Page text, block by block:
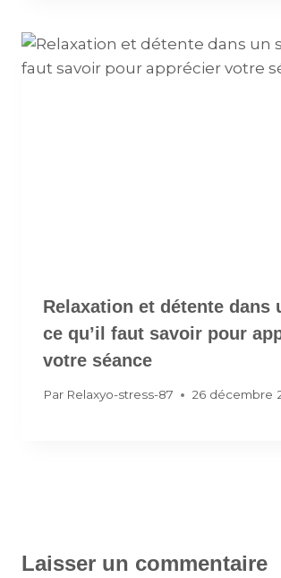
Relaxation et détente dans
ce qu’il faut savoir pour
votre séance
Par Relaxyo-stress-87 26 décembre
Laisser un commentaire